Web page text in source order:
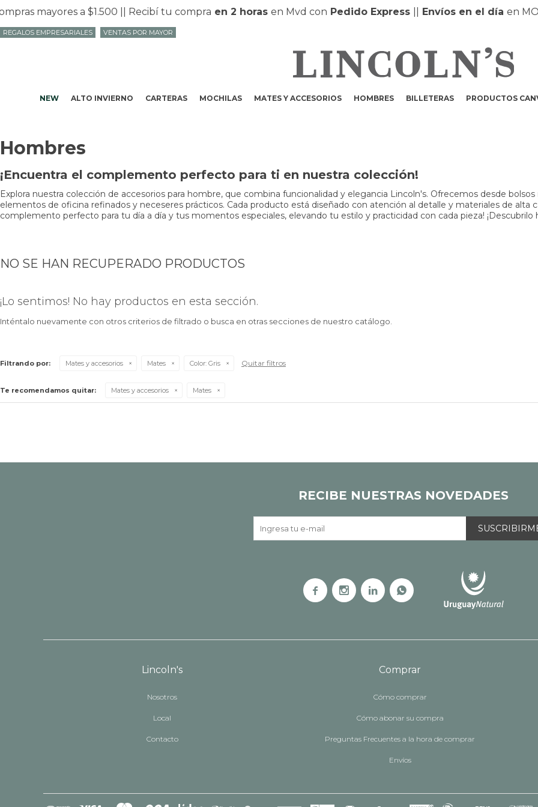
mayores a $1.500 || Recibí tu compraen 2 horasen Mvd conPedido Express|| Envíos en el díaen
NEW ALTO INVIERNO CARTERAS MOCHILAS MATES Y ACCESORIOS HOMBRES BILLETERAS PRODUCTOS
REGALOS EMPRESARIALES VENTAS POR MAYOR
Hombres
¡Encuentra el complemento perfecto para ti en nuestra colección!
Explora nuestra colección de accesorios para hombre, que combina funcionalidad y elegancia Lincoln's. Ofrecemos desde
elementos de oficina refinados y neceseres prácticos. Cada producto está diseñado con atención al detalle y materiales de alta
complemento perfecto para tu día a día y tus momentos especiales, elevando tu estilo y practicidad con cada pieza! ¡Descubrilo
NO SE HAN RECUPERADO PRODUCTOS
¡Lo sentimos! No hay productos en esta sección.
Inténtalo nuevamente con otros criterios de filtrado o busca en otras secciones de nuestro catálogo.
Filtrando por: Mates y accesorios Mates Color: Gris Quitar filtros
Te recomendamos quitar: Mates y accesorios Mates
Lincoln's
Nosotros
Local
Contacto
Comprar
Cómo comprar
Cómo abonar su compra
Preguntas Frecuentes a la hora de comprar
Envíos
RECIBE NUESTRAS NOVEDADES
   